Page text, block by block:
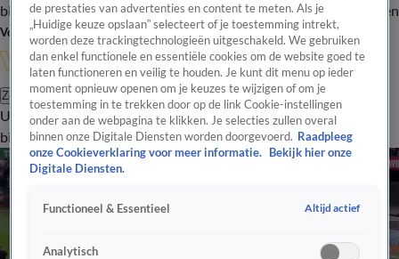
bijwonenPodcastShopVeelgestelde vragenKijkersvraag insturen
Volg Vandaag Inside
Zoeken
UitzendingenVandaag InsideDe OranjezomerShopUitzending
bijwonen
de prestaties van advertenties en content te meten. Als je
„Huidige keuze opslaan” selecteert of je toestemming intrekt,
worden deze trackingtechnologieën uitgeschakeld. We gebruiken
dan enkel functionele en essentiële cookies om de website goed te
laten functioneren en veilig te houden. Je kunt dit menu op ieder
moment opnieuw openen om je keuzes te wijzigen of om je
toestemming in te trekken door op de link Cookie-instellingen
onder aan de webpagina te klikken. Je selecties zullen overal
binnen onze Digitale Diensten worden doorgevoerd. Raadpleeg
onze Cookieverklaring voor meer informatie.
Bekijk hier onze
Digitale Diensten.
Functioneel & Essentieel Altijd actief
Analytisch